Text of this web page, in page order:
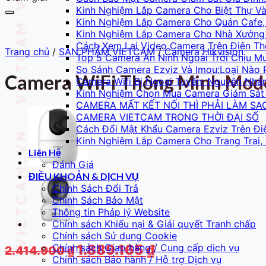
Kinh Nghiệm Lắp Camera Cho Biệt Thự
Kinh Nghiệm Lắp Camera Cho Quán
Kinh Nghiệm Lắp Camera Cho Nhà
Cách Xem Lại Video Camera Trên Điện
Top 5 Camera An Ninh Ngoài Trời Chịu
So Sánh Camera Ezviz Và Imou:Loại
Camera Wifi Bị Ngoại Tuyến: Nguyên
Kinh Nghiệm Chọn Mua Camera Giám
CAMERA MẤT KẾT NỐI THÌ PHẢI LÀM
CAMERA VIETCAM TRONG THỜI ĐẠI SỐ
Cách Đổi Mật Khẩu Camera Ezviz Trên
Kinh Nghiệm Lắp Camera Cho Trang
Liên Hệ
Đánh Giá
ĐIỀU KHOẢN & DỊCH VỤ
Chính Sách Đổi Trả
Chính Sách Bảo Mật
Thông tin Pháp lý Website
Chính sách Khiếu nại & Giải quyết Tranh chấp
Chính sách Sử dụng Cookie
Chính sách Giao hàng / Cung cấp dịch vụ
Chính sách Bảo hành / Hỗ trợ Dịch vụ
Trang chủ / SẢN PHẨM VIETCAM / Camera Hikvision
Camera WiFi Thông Minh
2.414.900₫Giá
gốc
1.889.165₫Giá
hiện